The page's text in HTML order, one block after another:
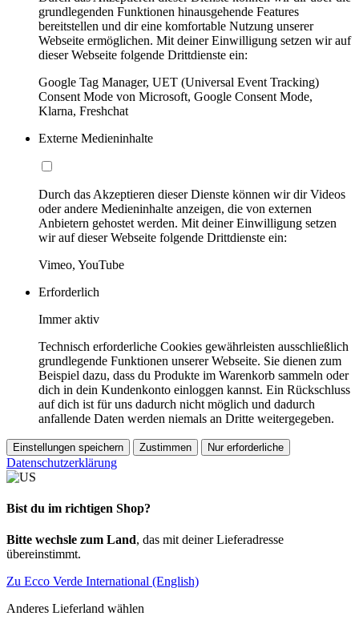
grundlegenden Funktionen hinausgehende Features
bereitstellen und dir eine komfortable Nutzung unserer
Webseite ermöglichen. Mit deiner Einwilligung setzen wir auf
dieser Webseite folgende Drittdienste ein:
Google Tag Manager, UET (Universal Event Tracking)
Consent Mode von Microsoft, Google Consent Mode,
Klarna, Freshchat
Externe Medieninhalte
Durch das Akzeptieren dieser Dienste können wir dir Videos
oder andere Medieninhalte anzeigen, die von externen
Anbietern gehostet werden. Mit deiner Einwilligung setzen
wir auf dieser Webseite folgende Drittdienste ein:
Vimeo, YouTube
Erforderlich
Immer aktiv
Technisch erforderliche Cookies gewährleisten ausschließlich
grundlegende Funktionen unserer Webseite. Sie dienen zum
Beispiel dazu, dass du Produkte im Warenkorb sammeln oder
dich in dein Kundenkonto einloggen kannst. Ein Rückschluss
auf dich ist für uns dadurch nicht möglich und dadurch
anfallende Daten werden niemals an Dritte weitergegeben.
Einstellungen speichern Zustimmen Nur erforderliche
Datenschutzerklärung
Bist du im richtigen Shop?
Bitte wechsle zum Land, das mit deiner Lieferadresse
übereinstimmt.
Zu Ecco Verde International (English)
Anderes Lieferland wählen